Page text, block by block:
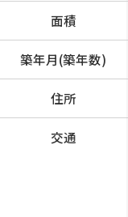
面積
築年月(築年数)
住所
交通